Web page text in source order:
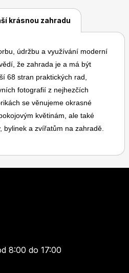
krásnou zahradu
údržbu a využívání moderní
že zahrada je a má být
68 stran praktických rad,
fotografií z nejhezčích
se věnujeme okrasné
květinám, ale také
bylinek a zvířatům na zahradě.
8:00 do 17:00